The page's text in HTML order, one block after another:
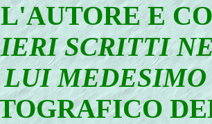
E
SCRITTI
LUI MEDESIMO